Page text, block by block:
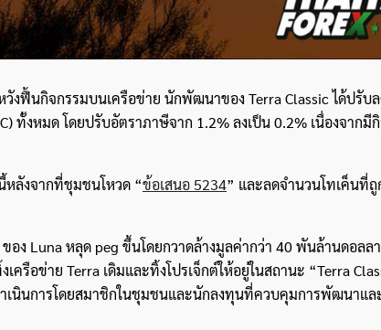
ค้นหา
สำหรับ:
งฟื้นกิจกรรมบนเครือข่าย นักพัฒนาของ Terra Classic ได้ปรับ
ทั้งหมด โดยปรับอัตราภาษีจาก 1.2% ลงเป็น 0.2% เนื่องจากมี
หลังจากที่ชุมชนโหวด “ข้อเสนอ 5234” และลดจำนวนโทเค็นที่ถู
อง Luna หลุด peg ขึ้นโดยกวาดล้างมูลค่ากว่า 40 พันล้านดอลล
ครือข่าย Terra เดิมและทิ้งโปรเจ็กต์ให้อยู่ในสถานะ “Terra
เนินการโดยสมาชิกในชุมชนและนักลงทุนที่ควบคุมการพัฒนาแล